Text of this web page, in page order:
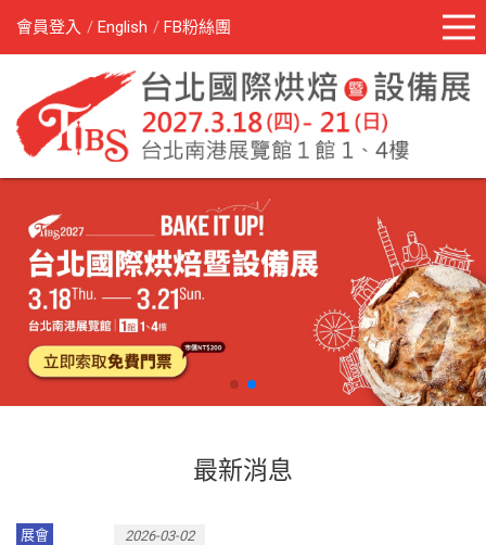
會員登入 English FB粉絲團
最新消息
展會 2026-03-02